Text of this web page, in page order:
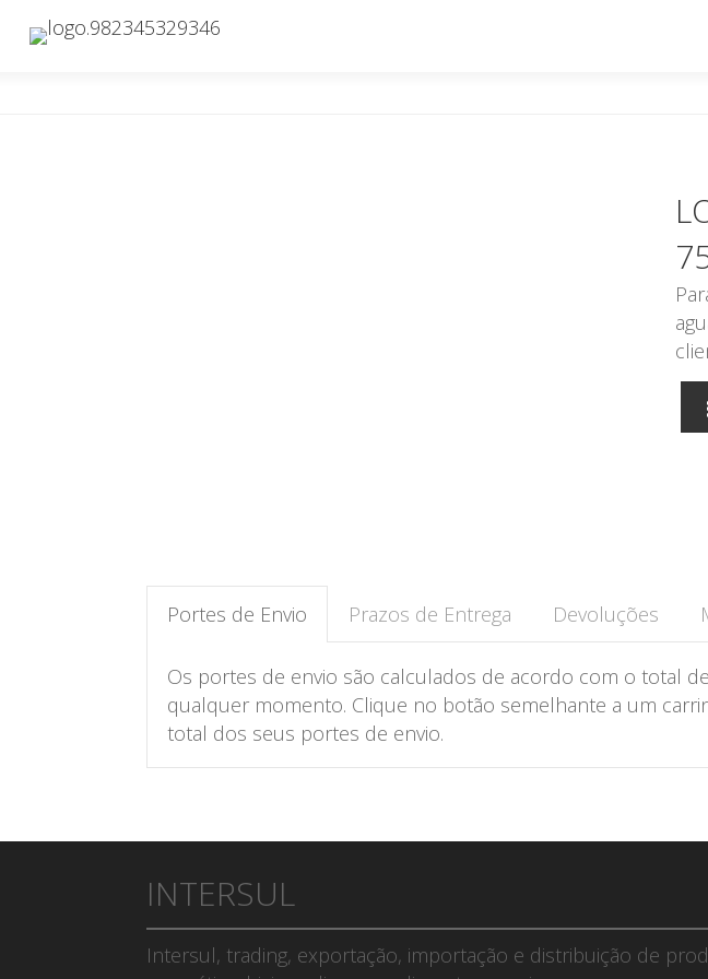
Portes de Envio Prazos de Entrega Devoluções
Os portes de envio são calculados de acordo com o total
qualquer momento. Clique no botão semelhante a um
total dos seus portes de envio.
INTERSUL
Intersul, trading, exportação, importação e distribuição de